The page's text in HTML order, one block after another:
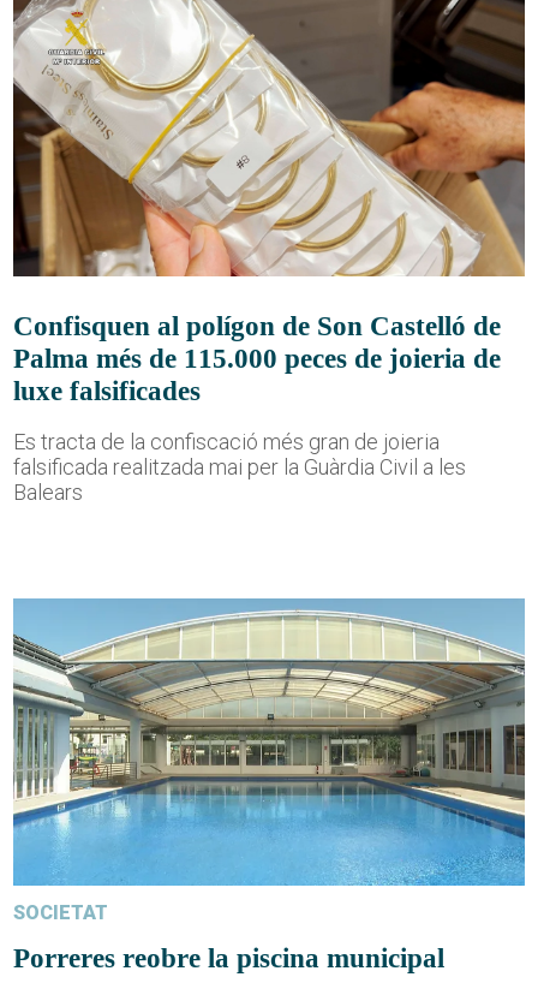
Confisquen al polígon de Son Castelló de
Palma més de 115.000 peces de joieria de
luxe falsificades
Es tracta de la confiscació més gran de joieria
falsificada realitzada mai per la Guàrdia Civil a les
Balears
SOCIETAT
Porreres reobre la piscina municipal